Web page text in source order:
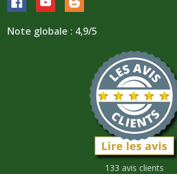
Note globale : 4,9/5
133 avis clients